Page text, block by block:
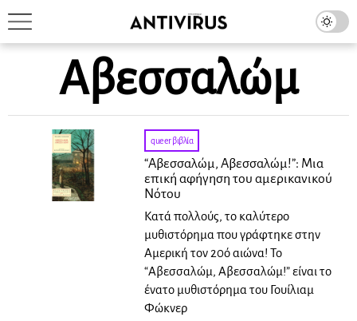
Αβεσσαλώμ
queer βιβλία
“Αβεσσαλώμ, Αβεσσαλώμ!”: Μια
επική αφήγηση του αμερικανικού
Νότου
Κατά πολλούς, το καλύτερο
μυθιστόρημα που γράφτηκε στην
Αμερική τον 20ό αιώνα! Το
“Αβεσσαλώμ, Αβεσσαλώμ!” είναι το
ένατο μυθιστόρημα του Γουίλιαμ
Φώκνερ